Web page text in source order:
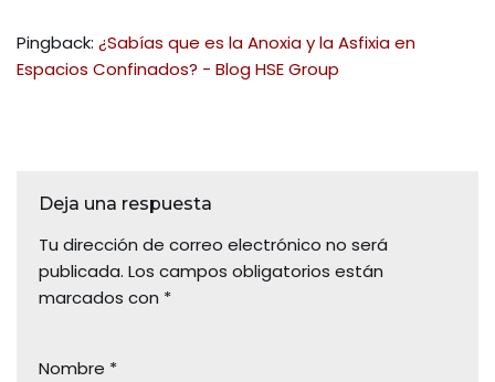
Pingback: ¿Sabías que es la Anoxia y la Asfixia en
Espacios Confinados? - Blog HSE Group
Deja una respuesta
Tu dirección de correo electrónico no será
publicada. Los campos obligatorios están
marcados con *
Nombre *